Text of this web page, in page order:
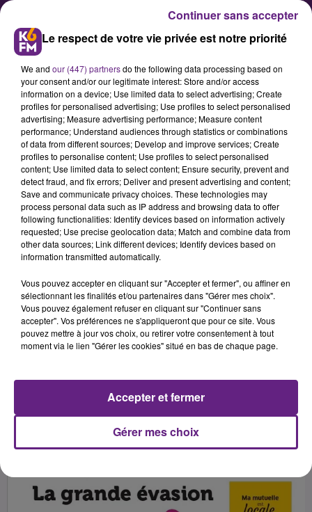
Dijon l’hebdo fait sa rentrée… à
vélo !
La rédaction du journal « Dijon
l’hebdo » a publié ce mercredi son
numéro de rentrée. Il est question
de vélo à l’occasion notamment de
and Co » qui aura lieu ce week-end
à Dijon.
Publié : 16 septembre 2021 à 6h30 par Fabrice Aubry
Le respect de votre vie privée est notre priorité
We and our (447) partnersdo the following data processing based on
your consent and/or our legitimate interest: Store and/or access
information on a device; Use limited data to select advertising; Create
profiles for personalised advertising; Use profiles to select personalised
advertising; Measure advertising performance; Measure content
performance; Understand audiences through statistics or combinations
of data from different sources; Develop and improve services; Create
profiles to personalise content; Use profiles to select personalised
content; Use limited data to select content; Ensure security, prevent and
detect fraud, and fix errors; Deliver and present advertising and content;
Save and communicate privacy choices. These technologies may
process personal data such as IP address and browsing data to offer
following functionalities: Identify devices based on information actively
requested; Use precise geolocation data; Match and combine data from
other data sources; Link different devices; Identify devices based on
information transmitted automatically.
Vous pouvez accepter en cliquant sur "Accepter et fermer", ou affiner en
sélectionnant les finalités et/ou partenaires dans "Gérer mes choix".
Vous pouvez également refuser en cliquant sur "Continuer sans
accepter". Vos préférences ne s'appliqueront que pour ce site. Vous
pouvez mettre à jour vos choix, ou retirer votre consentement à tout
moment via le lien "Gérer les cookies" situé en bas de chaque page.
Gérer mes choix
Accepter et fermer
Continuer sans accepter